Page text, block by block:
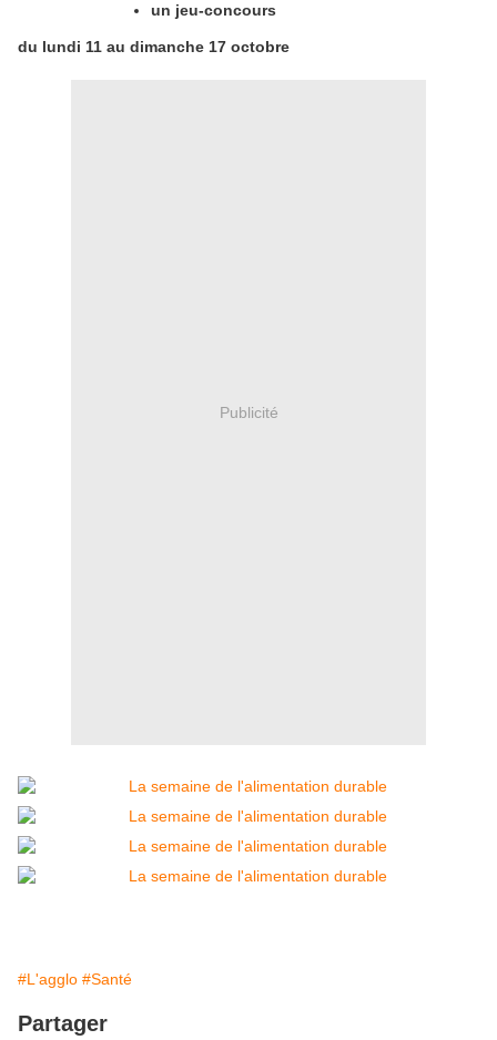
un jeu-concours
du lundi 11 au dimanche 17 octobre
Publicité
#L'agglo #Santé
Partager